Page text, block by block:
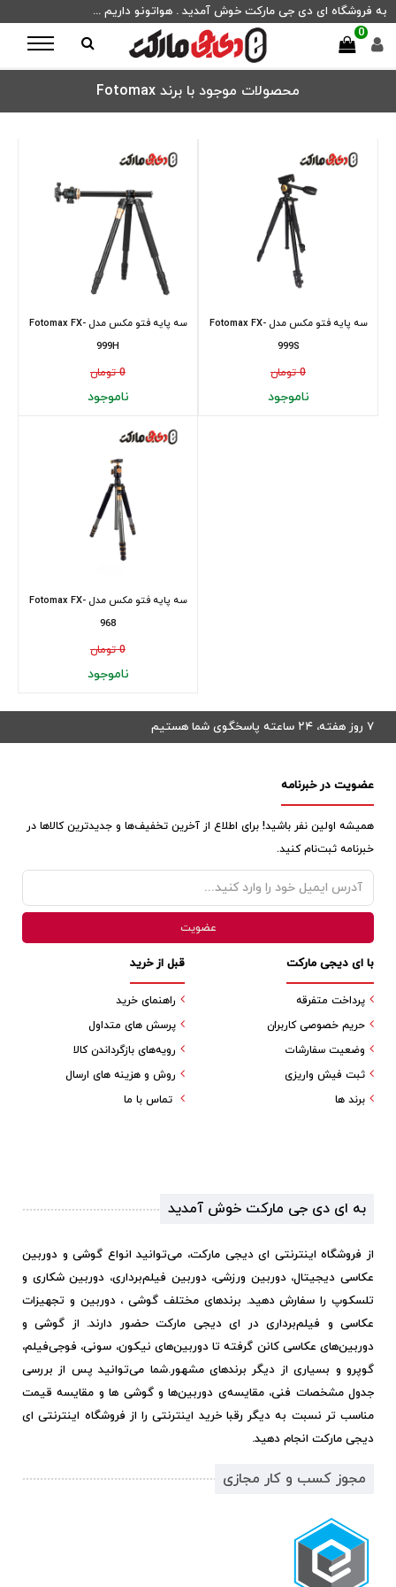
به فروشگاه ای دی جی مارکت خوش آمدید . هواتونو داریم ...
0
محصولات موجود با برند Fotomax
سه پایه فتو مکس مدل Fotomax FX-
999H
0 تومان
ناموجود
سه پایه فتو مکس مدل Fotomax FX-
999S
0 تومان
ناموجود
سه پایه فتو مکس مدل Fotomax FX-
968
0 تومان
ناموجود
۷ روز هفته، ۲۴ ساعته پاسخگوی شما هستیم
عضویت در خبرنامه
همیشه اولین نفر باشید! برای اطلاع از آخرین تخفیف‌ها و جدیدترین کالاها در
خبرنامه ثبت‌نام کنید.
قبل از خرید
راهنمای خرید
پرسش های متداول
رویه‌های بازگرداندن کالا
روش و هزینه های ارسال
تماس با ما
با ای دیجی مارکت
پرداخت متفرقه
حریم خصوصی کاربران
وضعیت سفارشات
ثبت فیش واریزی
برند ها
به ای دی جی مارکت خوش آمدید
از فروشگاه اینترنتی ای دیجی مارکت، می‌توانید انواع گوشی و دوربین
عکاسی دیجیتال، دوربین ورزشی، دوربین فیلم‌برداری، دوربین شکاری و
تلسکوپ را سفارش دهید. برندهای مختلف گوشی ، دوربین و تجهیزات
عکاسی و فیلم‌برداری در ای دیجی مارکت حضور دارند. از گوشی و
دوربین‌های عکاسی کانن گرفته تا دوربین‌های نیکون، سونی، فوجی‌فیلم،
گوپرو و بسیاری از دیگر برندهای مشهور.شما می‌توانید پس از بررسی
جدول مشخصات فنی، مقایسه‌ی دوربین‌ها و گوشی ها و مقایسه قیمت
مناسب تر نسبت به دیگر رقبا خرید اینترنتی را از فروشگاه اینترنتی ای
دیجی مارکت انجام دهید.
مجوز کسب و کار مجازی